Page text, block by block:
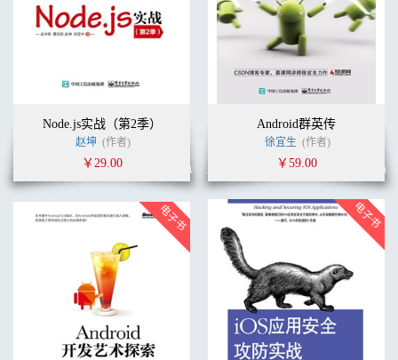
Node.js实战（第2季）
赵坤 (作者)
￥29.00
Android群英传
徐宜生 (作者)
￥59.00